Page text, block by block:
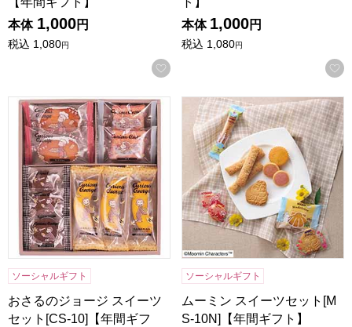
本体 1,000円
税込 1,080円
お気に入りに登録する
本体 1,000円
税込 1,080円
おさるのジョージ スイーツセット[CS-10]【年間ギフト】
ソーシャルギフト
おさるのジョージ スイーツ
セット[CS-10]【年間ギフ
ムーミン スイーツセット
ソーシャルギフト
ムーミン スイーツセット[M
S-10N]【年間ギフト】